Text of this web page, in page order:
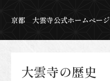
京都 大雲寺公式ホームページ
大雲寺の歴史